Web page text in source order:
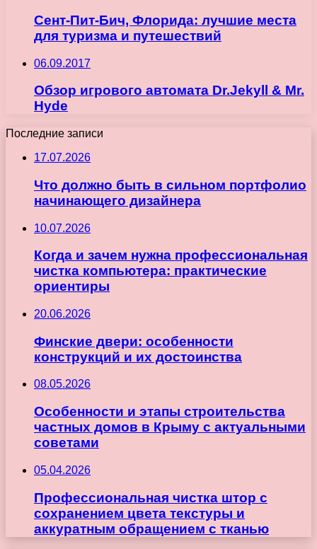
Сент-Пит-Бич, Флорида: лучшие места
для туризма и путешествий
06.09.2017
Обзор игрового автомата Dr.Jekyll & Mr.
Hyde
Последние записи
17.07.2026
Что должно быть в сильном портфолио
начинающего дизайнера
10.07.2026
Когда и зачем нужна профессиональная
чистка компьютера: практические
ориентиры
20.06.2026
Финские двери: особенности
конструкций и их достоинства
08.05.2026
Особенности и этапы строительства
частных домов в Крыму с актуальными
советами
05.04.2026
Профессиональная чистка штор с
сохранением цвета текстуры и
аккуратным обращением с тканью